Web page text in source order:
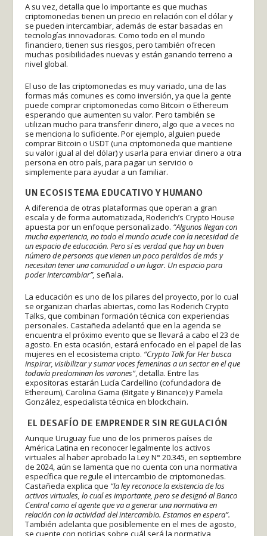
A su vez, detalla que lo importante es que muchas
criptomonedas tienen un precio en relación con el dólar y
se pueden intercambiar, además de estar basadas en
tecnologías innovadoras. Como todo en el mundo
financiero, tienen sus riesgos, pero también ofrecen
muchas posibilidades nuevas y están ganando terreno a
nivel global.
El uso de las criptomonedas es muy variado, una de las
formas más comunes es como inversión, ya que la gente
puede comprar criptomonedas como Bitcoin o Ethereum
esperando que aumenten su valor. Pero también se
utilizan mucho para transferir dinero, algo que a veces no
se menciona lo suficiente. Por ejemplo, alguien puede
comprar Bitcoin o USDT (una criptomoneda que mantiene
su valor igual al del dólar) y usarla para enviar dinero a otra
persona en otro país, para pagar un servicio o
simplemente para ayudar a un familiar.
UN ECOSISTEMA EDUCATIVO Y HUMANO
A diferencia de otras plataformas que operan a gran
escala y de forma automatizada, Roderich’s Crypto House
apuesta por un enfoque personalizado. “Algunos llegan con
mucha experiencia, no todo el mundo acude con la necesidad de
un espacio de educación. Pero sí es verdad que hay un buen
número de personas que vienen un poco perdidos de más y
necesitan tener una comunidad o un lugar. Un espacio para
poder intercambiar”, señala.
La educación es uno de los pilares del proyecto, por lo cual
se organizan charlas abiertas, como las Roderich Crypto
Talks, que combinan formación técnica con experiencias
personales. Castañeda adelantó que en la agenda se
encuentra el próximo evento que se llevará a cabo el 23 de
agosto. En esta ocasión, estará enfocado en el papel de las
mujeres en el ecosistema cripto. “Crypto Talk for Her busca
inspirar, visibilizar y sumar voces femeninas a un sector en el que
todavía predominan los varones”, detalla. Entre las
expositoras estarán Lucía Cardellino (cofundadora de
Ethereum), Carolina Gama (Bitgate y Binance) y Pamela
González, especialista técnica en blockchain.
EL DESAFÍO DE EMPRENDER SIN REGULACIÓN
Aunque Uruguay fue uno de los primeros países de
América Latina en reconocer legalmente los activos
virtuales al haber aprobado la Ley N° 20.345, en septiembre
de 2024, aún se lamenta que no cuenta con una normativa
específica que regule el intercambio de criptomonedas.
Castañeda explica que “la ley reconoce la existencia de los
activos virtuales, lo cual es importante, pero se designó al Banco
Central como el agente que va a generar una normativa en
relación con la actividad del intercambio. Estamos en espera”.
También adelanta que posiblemente en el mes de agosto,
se cuente con noticias sobre cuál será la normativa